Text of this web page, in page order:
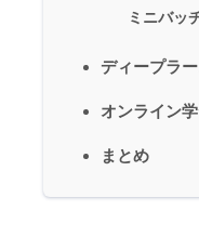
ミニバッ
ディープラ
オンライン
まとめ